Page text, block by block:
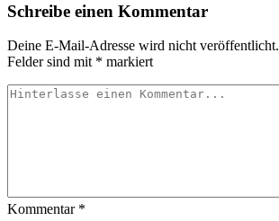
Schreibe einen Kommentar
Deine E-Mail-Adresse wird nicht veröffentlicht.
Felder sind mit * markiert
Kommentar *